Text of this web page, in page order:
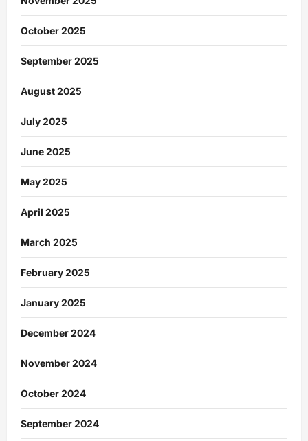
October 2025
September 2025
August 2025
July 2025
June 2025
May 2025
April 2025
March 2025
February 2025
January 2025
December 2024
November 2024
October 2024
September 2024